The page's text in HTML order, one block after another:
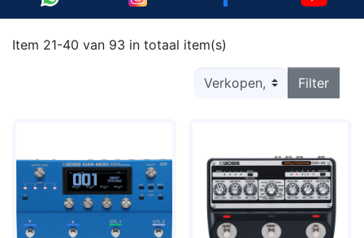
Item 21-40 van 93 in totaal item(s)
Filter